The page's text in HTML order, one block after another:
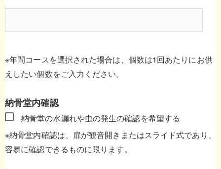
※年間コースを選択された場合は、個数は1回あたりにお供
えしたい個数をご入力ください。
納骨堂内確認
納骨堂の水漏れや虫の発生の確認を希望する
※納骨堂内確認は、扉が観音開きまたはスライド式であり、
容易に確認できるものに限ります。